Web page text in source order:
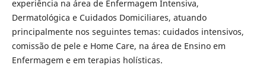
experiência na área de Enfermagem Intensiva,
Dermatológica e Cuidados Domiciliares, atuando
principalmente nos seguintes temas: cuidados intensivos,
comissão de pele e Home Care, na área de Ensino em
Enfermagem e em terapias holísticas.